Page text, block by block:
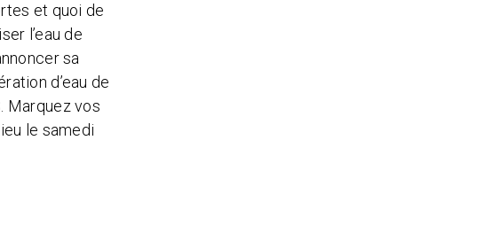
et quoi de
l’eau de
sa
d’eau de
Marquez vos
le samedi